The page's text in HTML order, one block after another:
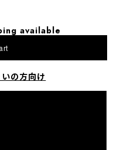
available
の方向け